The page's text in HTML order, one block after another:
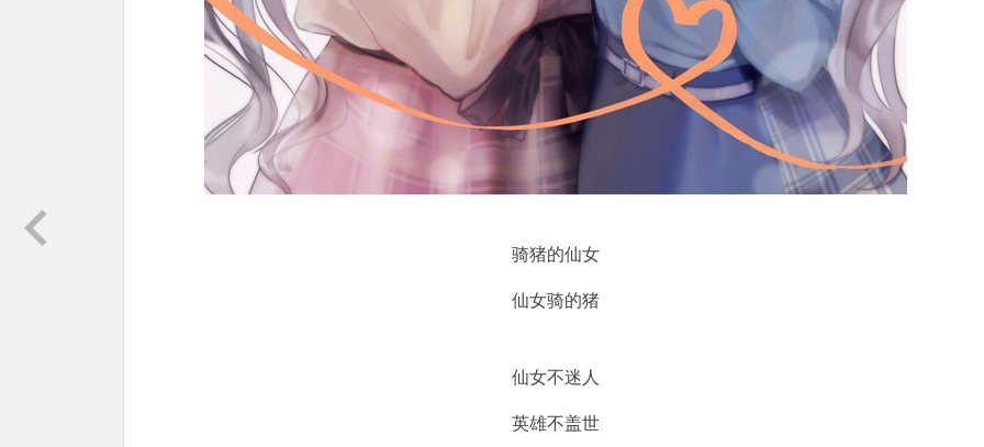
骑猪的仙女
仙女骑的猪
仙女不迷人
英雄不盖世